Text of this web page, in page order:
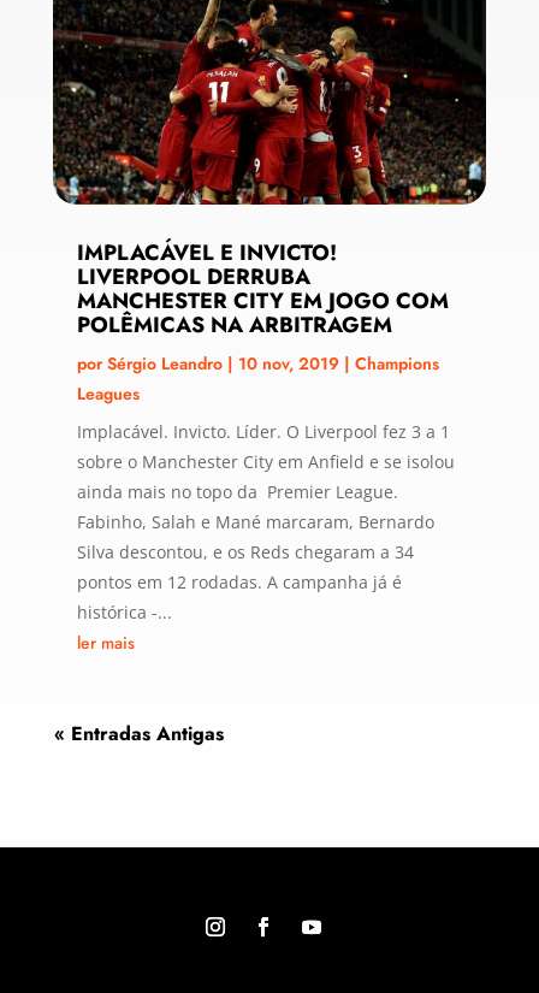
IMPLACÁVEL E INVICTO!
LIVERPOOL DERRUBA
MANCHESTER CITY EM JOGO COM
POLÊMICAS NA ARBITRAGEM
porSérgio Leandro| 10 nov, 2019| Champions
Leagues
Implacável. Invicto. Líder. O Liverpool fez 3 a 1
sobre o Manchester City em Anfield e se isolou
ainda mais no topo da Premier League.
Fabinho, Salah e Mané marcaram, Bernardo
Silva descontou, e os Reds chegaram a 34
pontos em 12 rodadas. A campanha já é
histórica -...
ler mais
« Entradas Antigas